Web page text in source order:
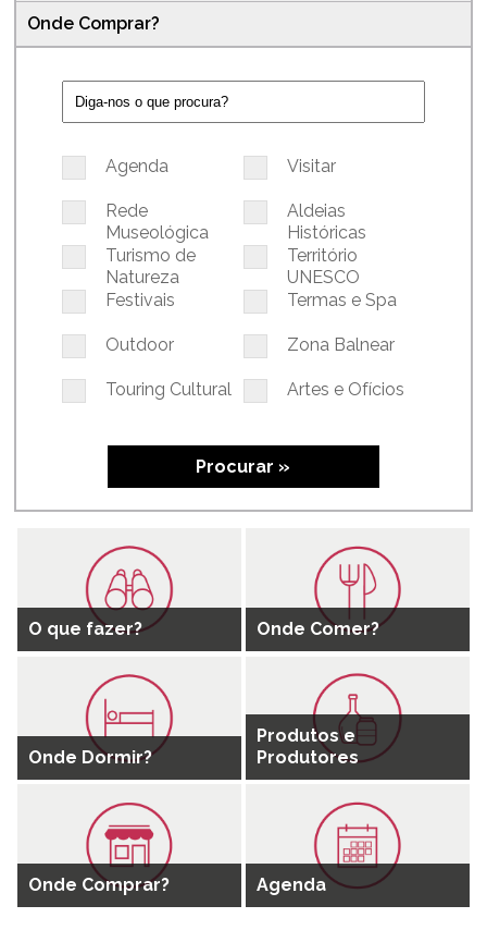
Onde Comprar?
Agenda Visitar
Rede
Museológica
Aldeias
Históricas
Turismo de
Natureza
Território
UNESCO
Festivais
Termas e Spa
Outdoor Zona Balnear
Touring Cultural Artes e Ofícios
Procurar »
O que fazer? Onde Comer?
Onde Dormir?
Produtos e
Produtores
Onde Comprar? Agenda